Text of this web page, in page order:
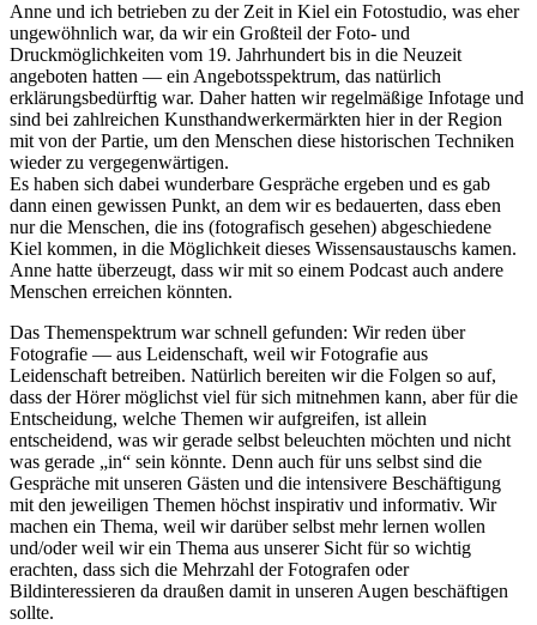
Anne und ich betrieben zu der Zeit in Kiel ein Fotostudio, was eher
ungewöhnlich war, da wir ein Großteil der Foto- und
Druckmöglichkeiten vom 19. Jahrhundert bis in die Neuzeit
angeboten hatten — ein Angebotsspektrum, das natürlich
erklärungsbedürftig war. Daher hatten wir regelmäßige Infotage und
sind bei zahlreichen Kunsthandwerkermärkten hier in der Region
mit von der Partie, um den Menschen diese historischen Techniken
wieder zu vergegenwärtigen.
Es haben sich dabei wunderbare Gespräche ergeben und es gab
dann einen gewissen Punkt, an dem wir es bedauerten, dass eben
nur die Menschen, die ins (fotografisch gesehen) abgeschiedene
Kiel kommen, in die Möglichkeit dieses Wissensaustauschs kamen.
Anne hatte überzeugt, dass wir mit so einem Podcast auch andere
Menschen erreichen könnten.
Das Themenspektrum war schnell gefunden: Wir reden über
Fotografie — aus Leidenschaft, weil wir Fotografie aus
Leidenschaft betreiben. Natürlich bereiten wir die Folgen so auf,
dass der Hörer möglichst viel für sich mitnehmen kann, aber für die
Entscheidung, welche Themen wir aufgreifen, ist allein
entscheidend, was wir gerade selbst beleuchten möchten und nicht
was gerade „in“ sein könnte. Denn auch für uns selbst sind die
Gespräche mit unseren Gästen und die intensivere Beschäftigung
mit den jeweiligen Themen höchst inspirativ und informativ. Wir
machen ein Thema, weil wir darüber selbst mehr lernen wollen
und/oder weil wir ein Thema aus unserer Sicht für so wichtig
erachten, dass sich die Mehrzahl der Fotografen oder
Bildinteressieren da draußen damit in unseren Augen beschäftigen
sollte.